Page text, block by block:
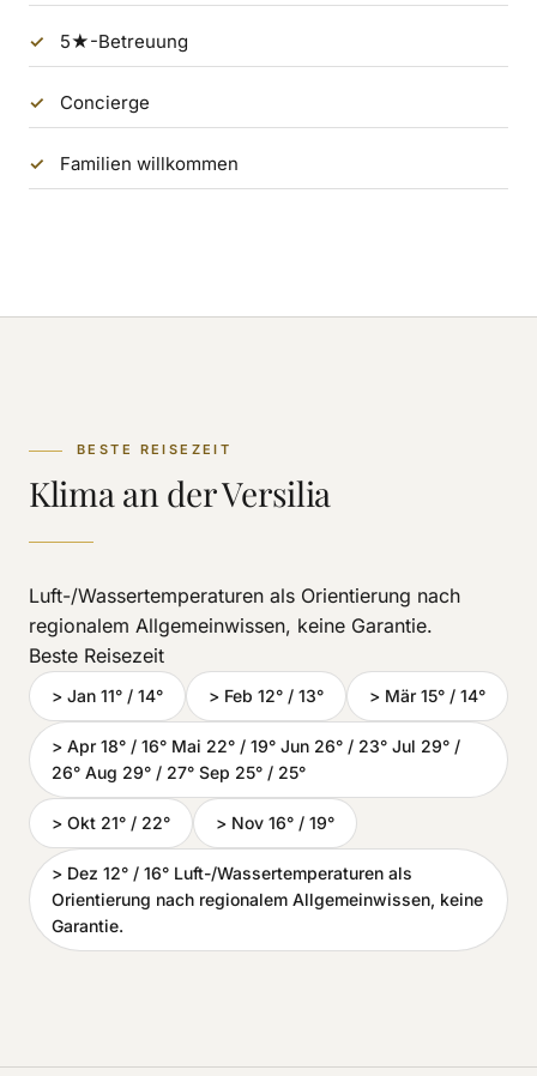
5★-Betreuung
Concierge
Familien willkommen
BESTE REISEZEIT
Klima an der Versilia
Luft-/Wassertemperaturen als Orientierung nach
regionalem Allgemeinwissen, keine Garantie.
Beste Reisezeit
> Jan 11° / 14° > Feb 12° / 13° > Mär 15° / 14°
> Apr 18° / 16° Mai 22° / 19° Jun 26° / 23° Jul 29° /
26° Aug 29° / 27° Sep 25° / 25°
> Okt 21° / 22° > Nov 16° / 19°
> Dez 12° / 16° Luft-/Wassertemperaturen als
Orientierung nach regionalem Allgemeinwissen, keine
Garantie.